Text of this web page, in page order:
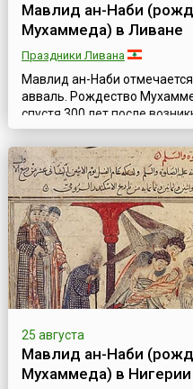
Мавлид ан-Наби
Мухаммеда) в Ливане
Праздники Ливана
Мавлид ан-Наби
авваль. Рождество
спустя 300 лет после
исследователи, не без
Поскольку точная дата
Мавлид приурочен ко дню
отметить, что в исламе
скромно, а иногда и вовсе
25 августа
Мавлид ан-Наби
Мухаммеда) в Нигерии